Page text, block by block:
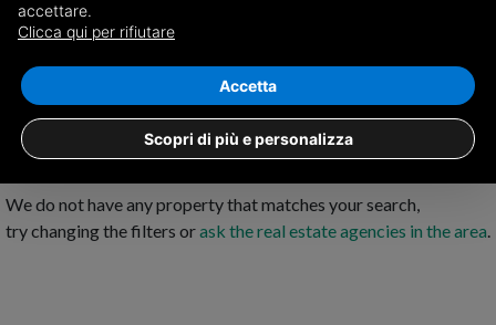
No results for
Montemaggiore Belsito
We do not have any property that matches your search,
try changing the filters orask the real estate agencies in the area.
accettare.
Clicca qui per rifiutare
Scopri di più e personalizza
Accetta